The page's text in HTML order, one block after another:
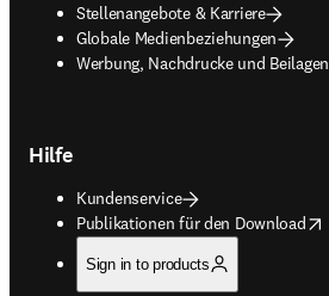
Stellenangebote & Karriere
Globale Medienbeziehungen
Werbung, Nachdrucke und Beilagen
opens in new tab/window
Hilfe
Kundenservice
Publikationen für den Download
opens in new tab/window
Sign in to products